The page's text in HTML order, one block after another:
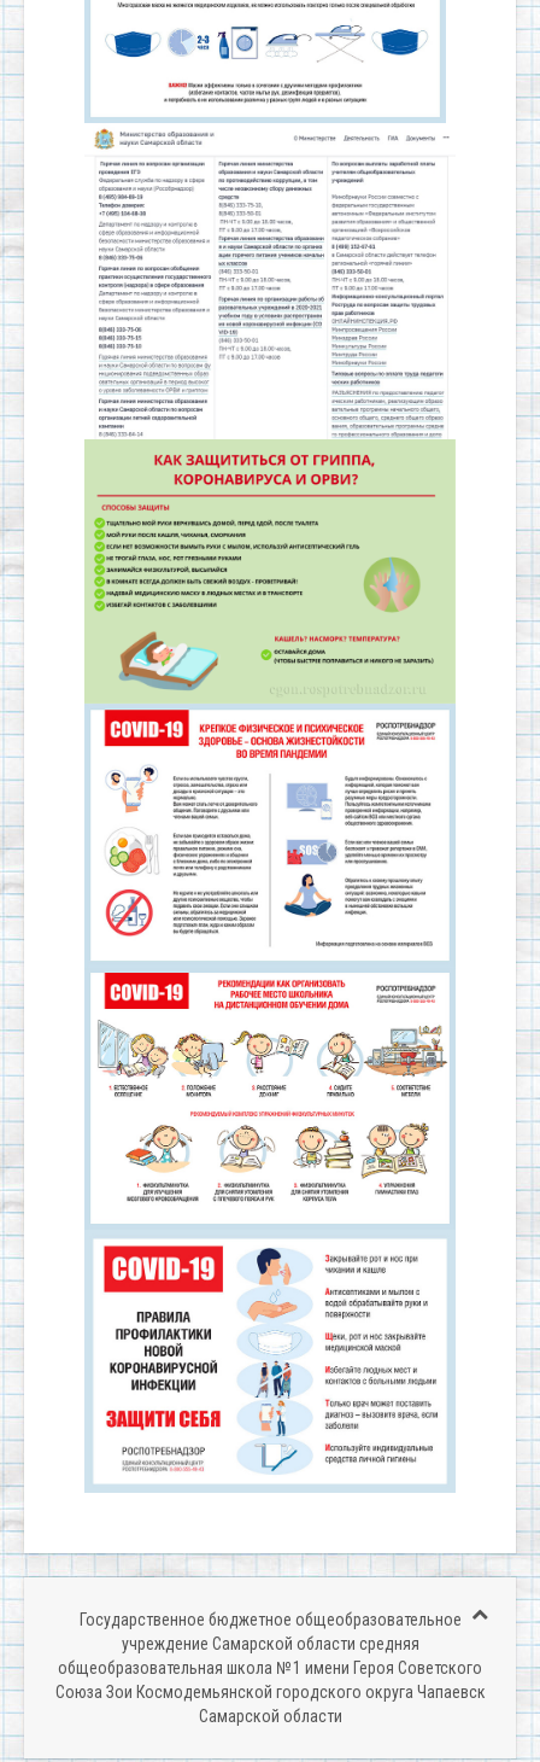
Государственное бюджетное общеобразовательное
учреждение Самарской области средняя
общеобразовательная школа № 1 имени Героя Советского
Союза Зои Космодемьянской городского округа Чапаевск
Самарской области